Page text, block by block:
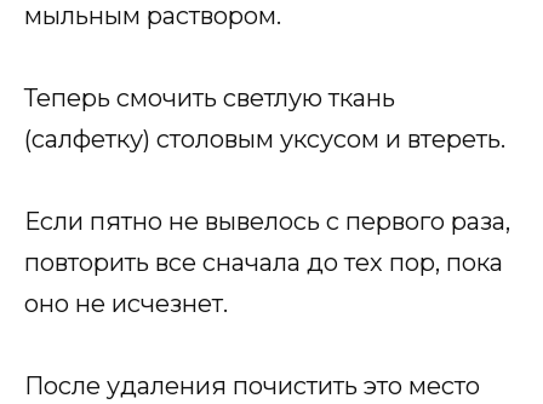
мыльным раствором.
Теперь смочить светлую ткань
(салфетку) столовым уксусом и втереть.
Если пятно не вывелось с первого раза,
повторить все сначала до тех пор, пока
оно не исчезнет.
После удаления почистить это место